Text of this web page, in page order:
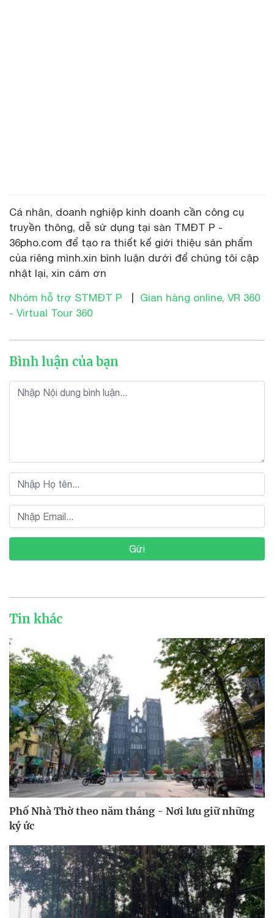
Cá nhân, doanh nghiệp kinh doanh cần công cụ
truyền thông, dễ sử dụng tại sàn TMĐT P -
36pho.com để tạo ra thiết kế giới thiệu sản phẩm
của riêng mình.xin bình luận dưới để chúng tôi cập
nhật lại, xin cám ơn
Nhóm hỗ trợ STMĐT P
Gian hàng online, VR 360
- Virtual Tour 360
Bình luận của bạn
Gửi
Tin khác
Phố Nhà Thờ theo năm tháng - Nơi lưu giữ những
ký ức